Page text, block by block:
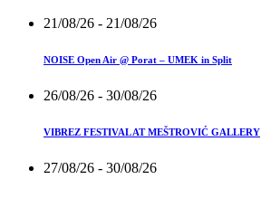
21/08/26 - 21/08/26
NOISE Open Air @ Porat – UMEK in Split
26/08/26 - 30/08/26
VIBREZ FESTIVAL AT MEŠTROVIĆ GALLERY
27/08/26 - 30/08/26